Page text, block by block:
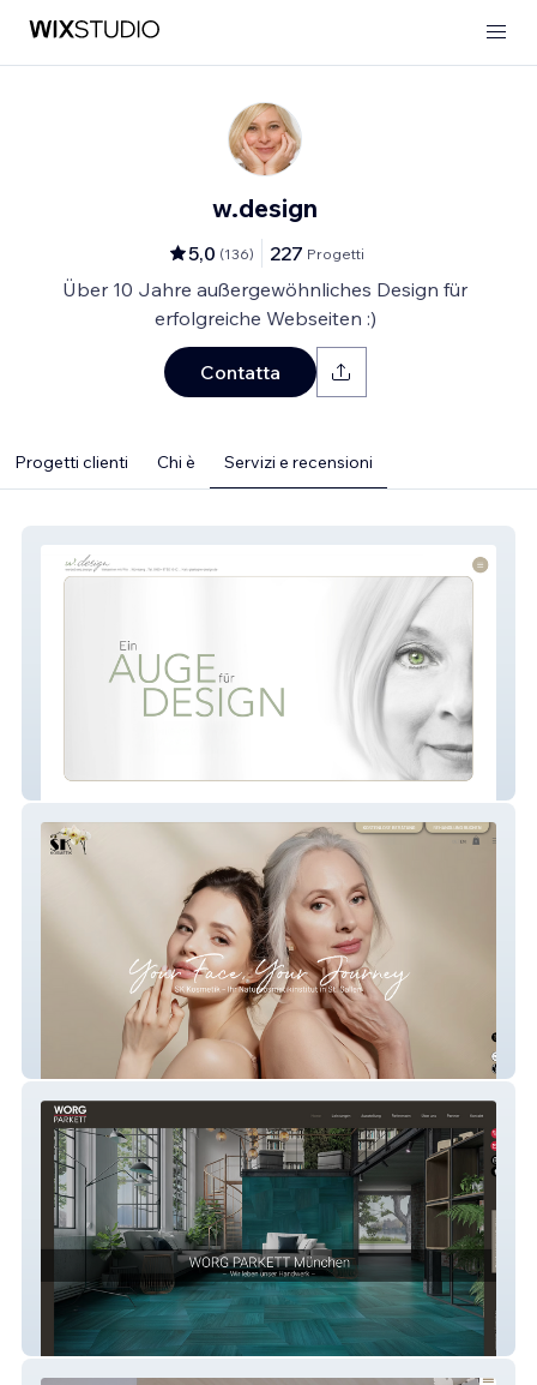
w.design
5,0 (136) 227 Progetti
Über 10 Jahre außergewöhnliches Design für
erfolgreiche Webseiten :)
Contatta
Progetti clienti Chi è Servizi e recensioni
w.design
SK Kosmetik
WORG PARKETT